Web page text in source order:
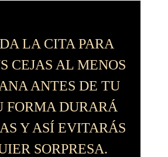
LA CITA PARA
CEJAS AL MENOS
ANTES DE TU
FORMA DURARÁ
Y ASÍ EVITARÁS
SORPRESA.